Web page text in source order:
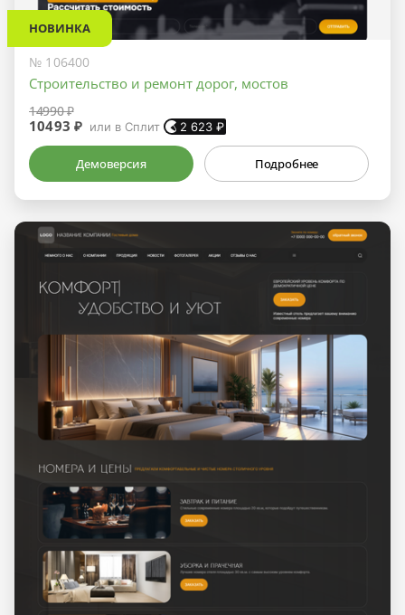
НОВИНКА
№ 106400
Строительство и ремонт дорог, мостов
14990 ₽
10493 ₽ или в Сплит 2 623 ₽
Демоверсия Подробнее